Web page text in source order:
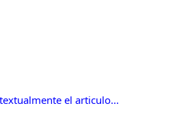
el articulo...